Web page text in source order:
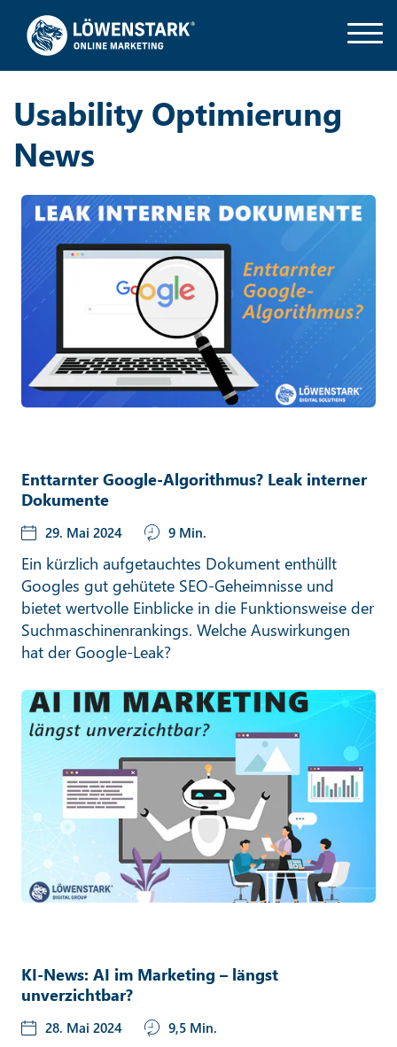
Usability Optimierung
News
Enttarnter Google-Algorithmus? Leak interner
Dokumente
29. Mai 2024 9 Min.
Ein kürzlich aufgetauchtes Dokument enthüllt
Googles gut gehütete SEO-Geheimnisse und
bietet wertvolle Einblicke in die Funktionsweise der
Suchmaschinenrankings. Welche Auswirkungen
hat der Google-Leak?
KI-News: AI im Marketing – längst
unverzichtbar?
28. Mai 2024 9,5 Min.